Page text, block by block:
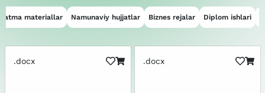
materiallar Namunaviy hujjatlar Biznes rejalar Diplom ishlari
.docx .docx